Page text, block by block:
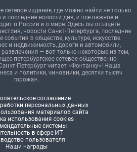
сетевое издание, где можно найти не только
и последние новости дня, и все важное и
в России и в мире. Здесь вы отыщете
новости Санкт-Петербурга, последние
события в обществе, культуре, искусстве.
и недвижимость, дороги и автомобили,
— вот только некоторые из тем,
петербургское сетевое общественно-
Петербург читает «Фонтанку»! Наша
и политики, чиновники, десятки тысяч
горожан.
соглашение
персональных данных
материалов сайта
использования cookies
системы
в сфере ИТ
пользователя
Наши награды